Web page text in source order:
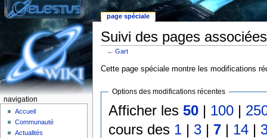
Suivi des pages
←Gart
Cette page spéciale montre les modifications
Options des modifications récentes
Afficher les50 | 100 |
cours des 1 | 3 | 7 | 14 |
page spéciale
navigation
Accueil
Communauté
Actualités